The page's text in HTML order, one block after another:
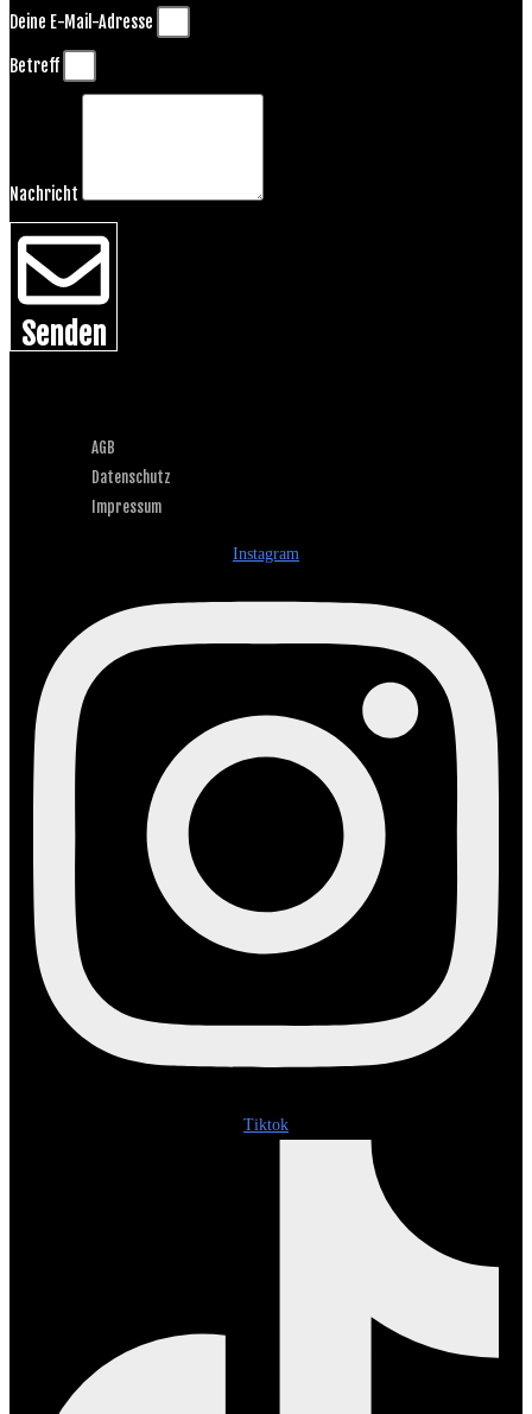
Deine E-Mail-Adresse
Betreff
Nachricht
Senden
AGB
Datenschutz
Impressum
Instagram
Tiktok